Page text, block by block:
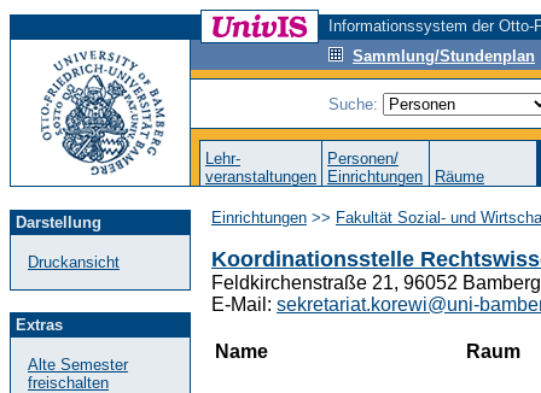
Informationssystem der
Sammlung/Stundenplan
Suche:
Lehr-
veranstaltungen
Personen/
Einrichtungen
Räume
Darstellung
Druckansicht
Extras
Alte Semester
freischalten
Einrichtungen >> Fakultät Sozial- und
Koordinationsstelle
Feldkirchenstraße 21, 96052
E-Mail: sekretariat.korewi@uni-
Name Raum